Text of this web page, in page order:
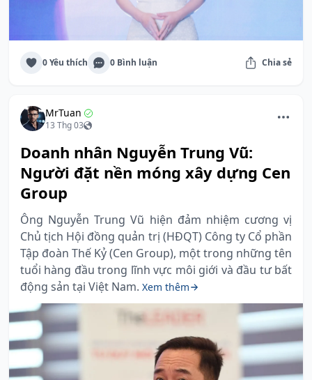
0 Yêu thích 0 Bình luận Chia sẻ
MrTuan
13 Thg 03
Doanh nhân Nguyễn Trung Vũ:
Người đặt nền móng xây dựng Cen
Group
Ông Nguyễn Trung Vũ hiện đảm nhiệm cương vị
Chủ tịch Hội đồng quản trị (HĐQT) Công ty Cổ phần
Tập đoàn Thế Kỷ (Cen Group), một trong những tên
tuổi hàng đầu trong lĩnh vực môi giới và đầu tư bất
động sản tại Việt Nam. Xem thêm